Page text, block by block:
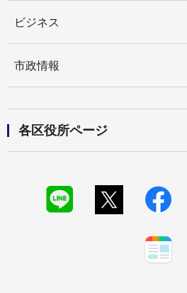
ビジネス
市政情報
各区役所ページ